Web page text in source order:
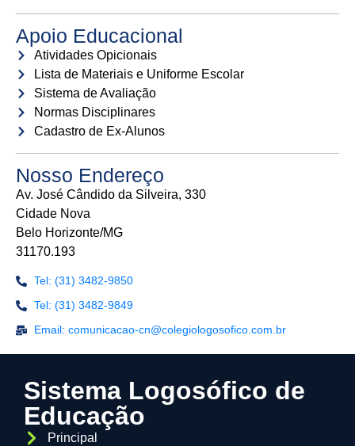
Apoio Educacional
Atividades Opicionais
Lista de Materiais e Uniforme Escolar
Sistema de Avaliação
Normas Disciplinares
Cadastro de Ex-Alunos
Nosso Endereço
Av. José Cândido da Silveira, 330
Cidade Nova
Belo Horizonte/MG
31170.193
Tel: (31) 3482-9850
Tel: (31) 3482-9849
Email: comunicacao-cn@colegiologosofico.com.br
Sistema Logosófico de
Educação
Principal